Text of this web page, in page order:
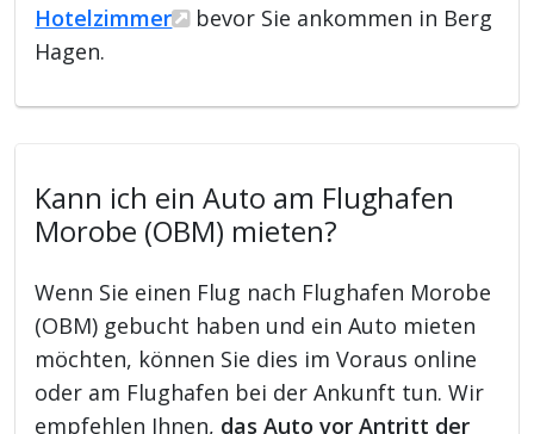
Hotelzimmer
bevor Sie ankommen in Berg
Hagen.
Kann ich ein Auto am Flughafen
Morobe (OBM) mieten?
Wenn Sie einen Flug nach Flughafen Morobe
(OBM) gebucht haben und ein Auto mieten
möchten, können Sie dies im Voraus online
oder am Flughafen bei der Ankunft tun. Wir
empfehlen Ihnen, das Auto vor Antritt der